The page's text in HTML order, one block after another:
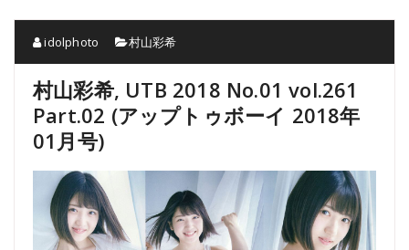
idolphoto 村山彩希
村山彩希, UTB 2018 No.01 vol.261
Part.02 (アップトゥボーイ 2018年
01月号)